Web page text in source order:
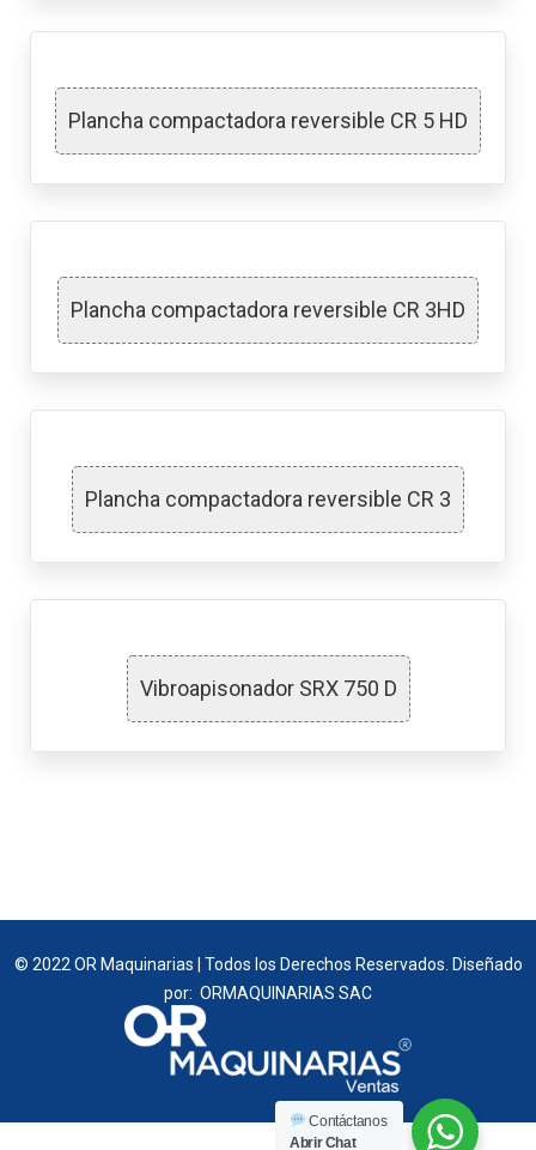
Plancha compactadora reversible CR 5 HD
Plancha compactadora reversible CR 3HD
Plancha compactadora reversible CR 3
Vibroapisonador SRX 750 D
© 2022 OR Maquinarias | Todos los Derechos Reservados. Diseñado
por: ORMAQUINARIAS SAC
Contáctanos
Abrir Chat